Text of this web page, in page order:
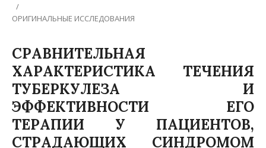
/
ОРИГИНАЛЬНЫЕ ИССЛЕДОВАНИЯ
СРАВНИТЕЛЬНАЯ
ХАРАКТЕРИСТИКА ТЕЧЕНИЯ
ТУБЕРКУЛЕЗА И
ЭФФЕКТИВНОСТИ ЕГО
ТЕРАПИИ У ПАЦИЕНТОВ,
СТРАДАЮЩИХ СИНДРОМОМ